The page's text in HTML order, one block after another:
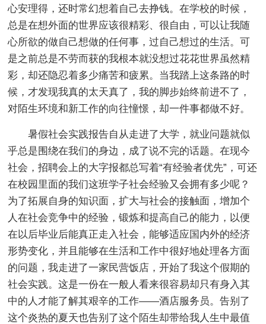
心安理得，还时常幻想着自己去挣钱。在学校的时候，
总是在想外面的世界应该很精彩、很自由，可以让我随
心所欲的做自己想做的任何事，过自己想过的生活。可
是之前总是不劳而获的我根本就没想过花花世界虽然精
彩，却还隐忍着多少痛苦和疲累。当我踏上这条路的时
候，才发现我真的太天真了，我的脚步始终前进不了，
对陌生环境和新工作的向往憧憬，却一件事都做不好。
暑假社会实践报告自从走进了大学，就业问题就似
乎总是围绕在我们的身边，成了说不完的话题。在现今
社会，招聘会上的大字报都总写着“有经验者优先”，可还
在校园里面的我们这班学子社会经验又会拥有多少呢？
为了拓展自身的知识面，扩大与社会的接触面，增加个
人在社会竞争中的经验，锻炼和提高自己的能力，以便
在以后毕业后能真正走入社会，能够适应国内外的经济
形势变化，并且能够在生活和工作中很好地处理各方面
的问题，我走进了一家民营饭店，开始了我这个假期的
社会实践。这是一份在一般人看来很容易却只有身入其
中的人才能了解其艰辛的工作——酒店服务员。告别了
这个炎热的夏天也告别了这个陌生却带给我人生中最值